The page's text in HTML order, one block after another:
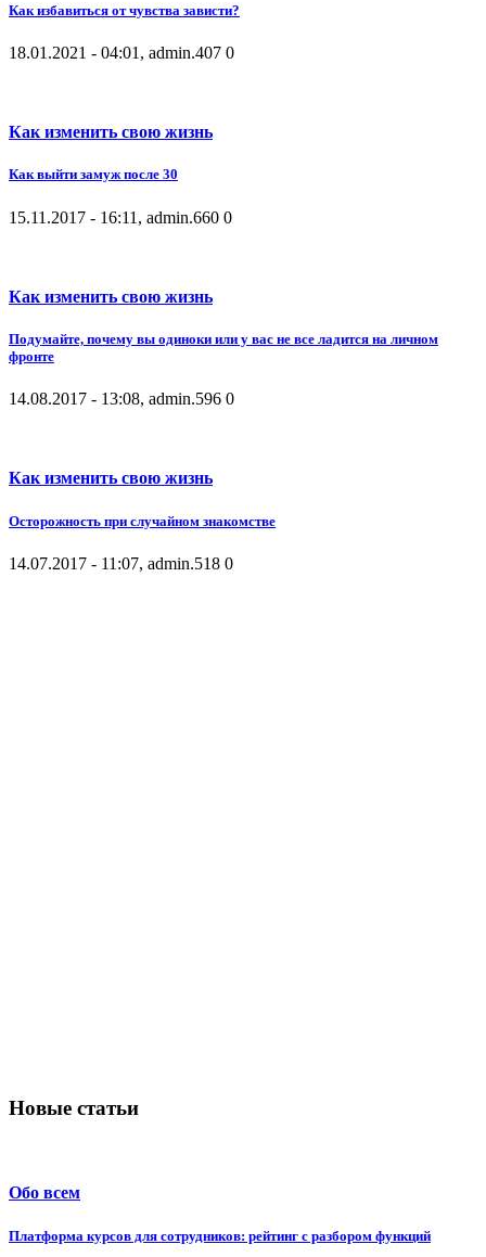
Как избавиться от чувства зависти?
18.01.2021 - 04:01, admin.407 0
Как изменить свою жизнь
Как выйти замуж после 30
15.11.2017 - 16:11, admin.660 0
Как изменить свою жизнь
Подумайте, почему вы одиноки или у вас не все ладится на личном
фронте
14.08.2017 - 13:08, admin.596 0
Как изменить свою жизнь
Осторожность при случайном знакомстве
14.07.2017 - 11:07, admin.518 0
Новые статьи
Обо всем
Платформа курсов для сотрудников: рейтинг с разбором функций